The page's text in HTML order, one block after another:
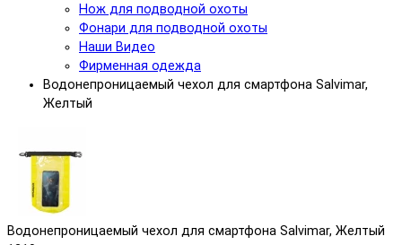
Нож для подводной охоты
Фонари для подводной охоты
Наши Видео
Фирменная одежда
Водонепроницаемый чехол для смартфона Salvimar,
Желтый
Водонепроницаемый чехол для смартфона Salvimar, Желтый